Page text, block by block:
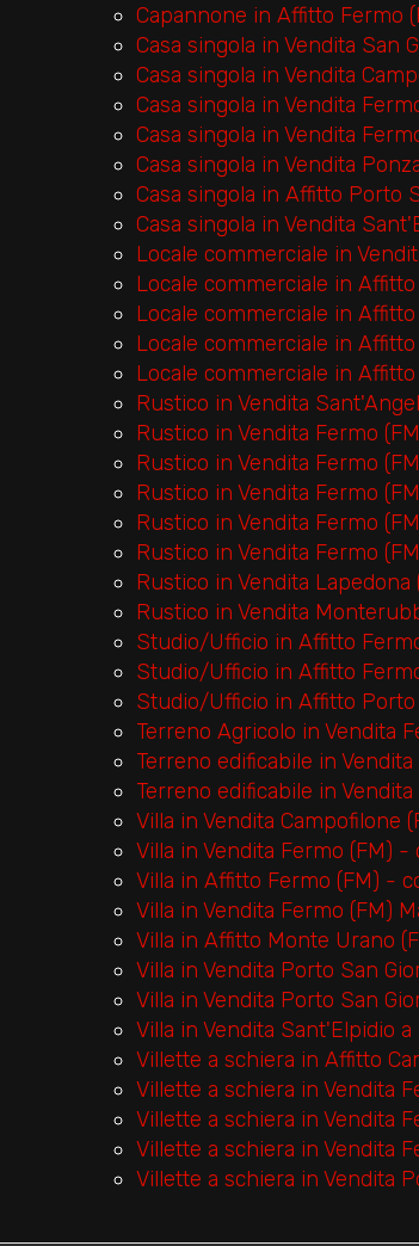
Capannone in Affitto Fermo
Casa singola in Vendita San
Casa singola in Vendita
Casa singola in Vendita
Casa singola in Vendita
Casa singola in Vendita
Casa singola in Affitto Porto
Casa singola in Vendita
Locale commerciale in
Locale commerciale in
Locale commerciale in Affitto
Locale commerciale in Affitto
Locale commerciale in
Rustico in Vendita
Rustico in Vendita Fermo
Rustico in Vendita Fermo
Rustico in Vendita Fermo
Rustico in Vendita Fermo
Rustico in Vendita Fermo
Rustico in Vendita
Rustico in Vendita
Studio/Ufficio in Affitto
Studio/Ufficio in Affitto
Studio/Ufficio in Affitto
Terreno Agricolo in Vendita
Terreno edificabile in
Terreno edificabile in
Villa in Vendita Campofilone
Villa in Vendita Fermo (FM) -
Villa in Affitto Fermo (FM) -
Villa in Vendita Fermo (FM)
Villa in Affitto Monte Urano
Villa in Vendita Porto San
Villa in Vendita Porto San
Villa in Vendita Sant'Elpidio a
Villette a schiera in Affitto
Villette a schiera in Vendita
Villette a schiera in Vendita
Villette a schiera in Vendita
Villette a schiera in Vendita